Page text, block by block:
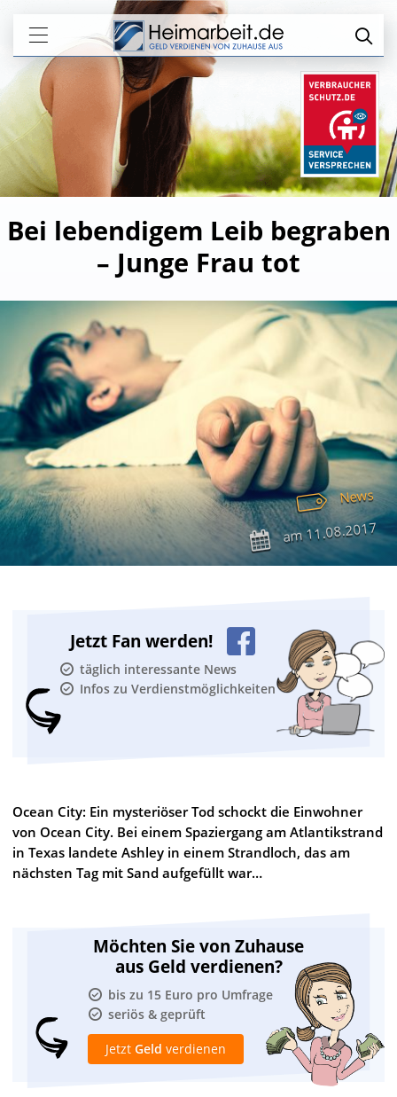
Bei lebendigem Leib begraben
– Junge Frau tot
News
am11.08.2017
Jetzt Fan werden!
täglich interessante News
Infos zu Verdienstmöglichkeiten
Ocean City: Ein mysteriöser Tod schockt die Einwohner
von Ocean City. Bei einem Spaziergang am Atlantikstrand
in Texas landete Ashley in einem Strandloch, das am
nächsten Tag mit Sand aufgefüllt war…
Möchten Sie von Zuhause
aus Geld verdienen?
bis zu 15 Euro pro Umfrage
seriös & geprüft
Jetzt Geld verdienen